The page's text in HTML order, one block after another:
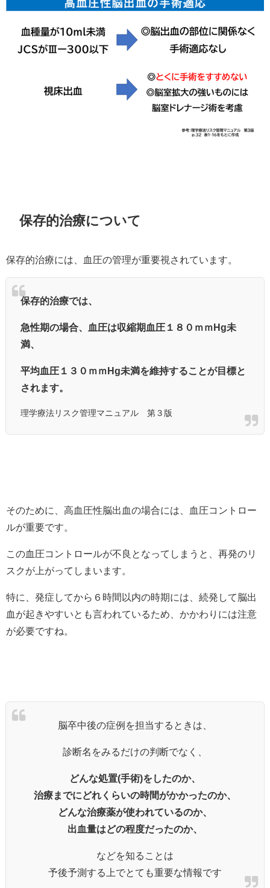
保存的治療について
保存的治療には、血圧の管理が重要視されています。
保存的治療では、
急性期の場合、血圧は収縮期血圧１８０ｍｍHg未
満、
平均血圧１３０ｍｍHg未満を維持することが目標と
されます。
理学療法リスク管理マニュアル 第３版
そのために、高血圧性脳出血の場合には、血圧コントロー
ルが重要です。
この血圧コントロールが不良となってしまうと、再発のリ
スクが上がってしまいます。
特に、発症してから６時間以内の時期には、続発して脳出
血が起きやすいとも言われているため、かかわりには注意
が必要ですね。
脳卒中後の症例を担当するときは、
診断名をみるだけの判断でなく、
どんな処置(手術)をしたのか、
治療までにどれくらいの時間がかかったのか、
どんな治療薬が使われているのか、
出血量はどの程度だったのか、
などを知ることは
予後予測する上でとても重要な情報です